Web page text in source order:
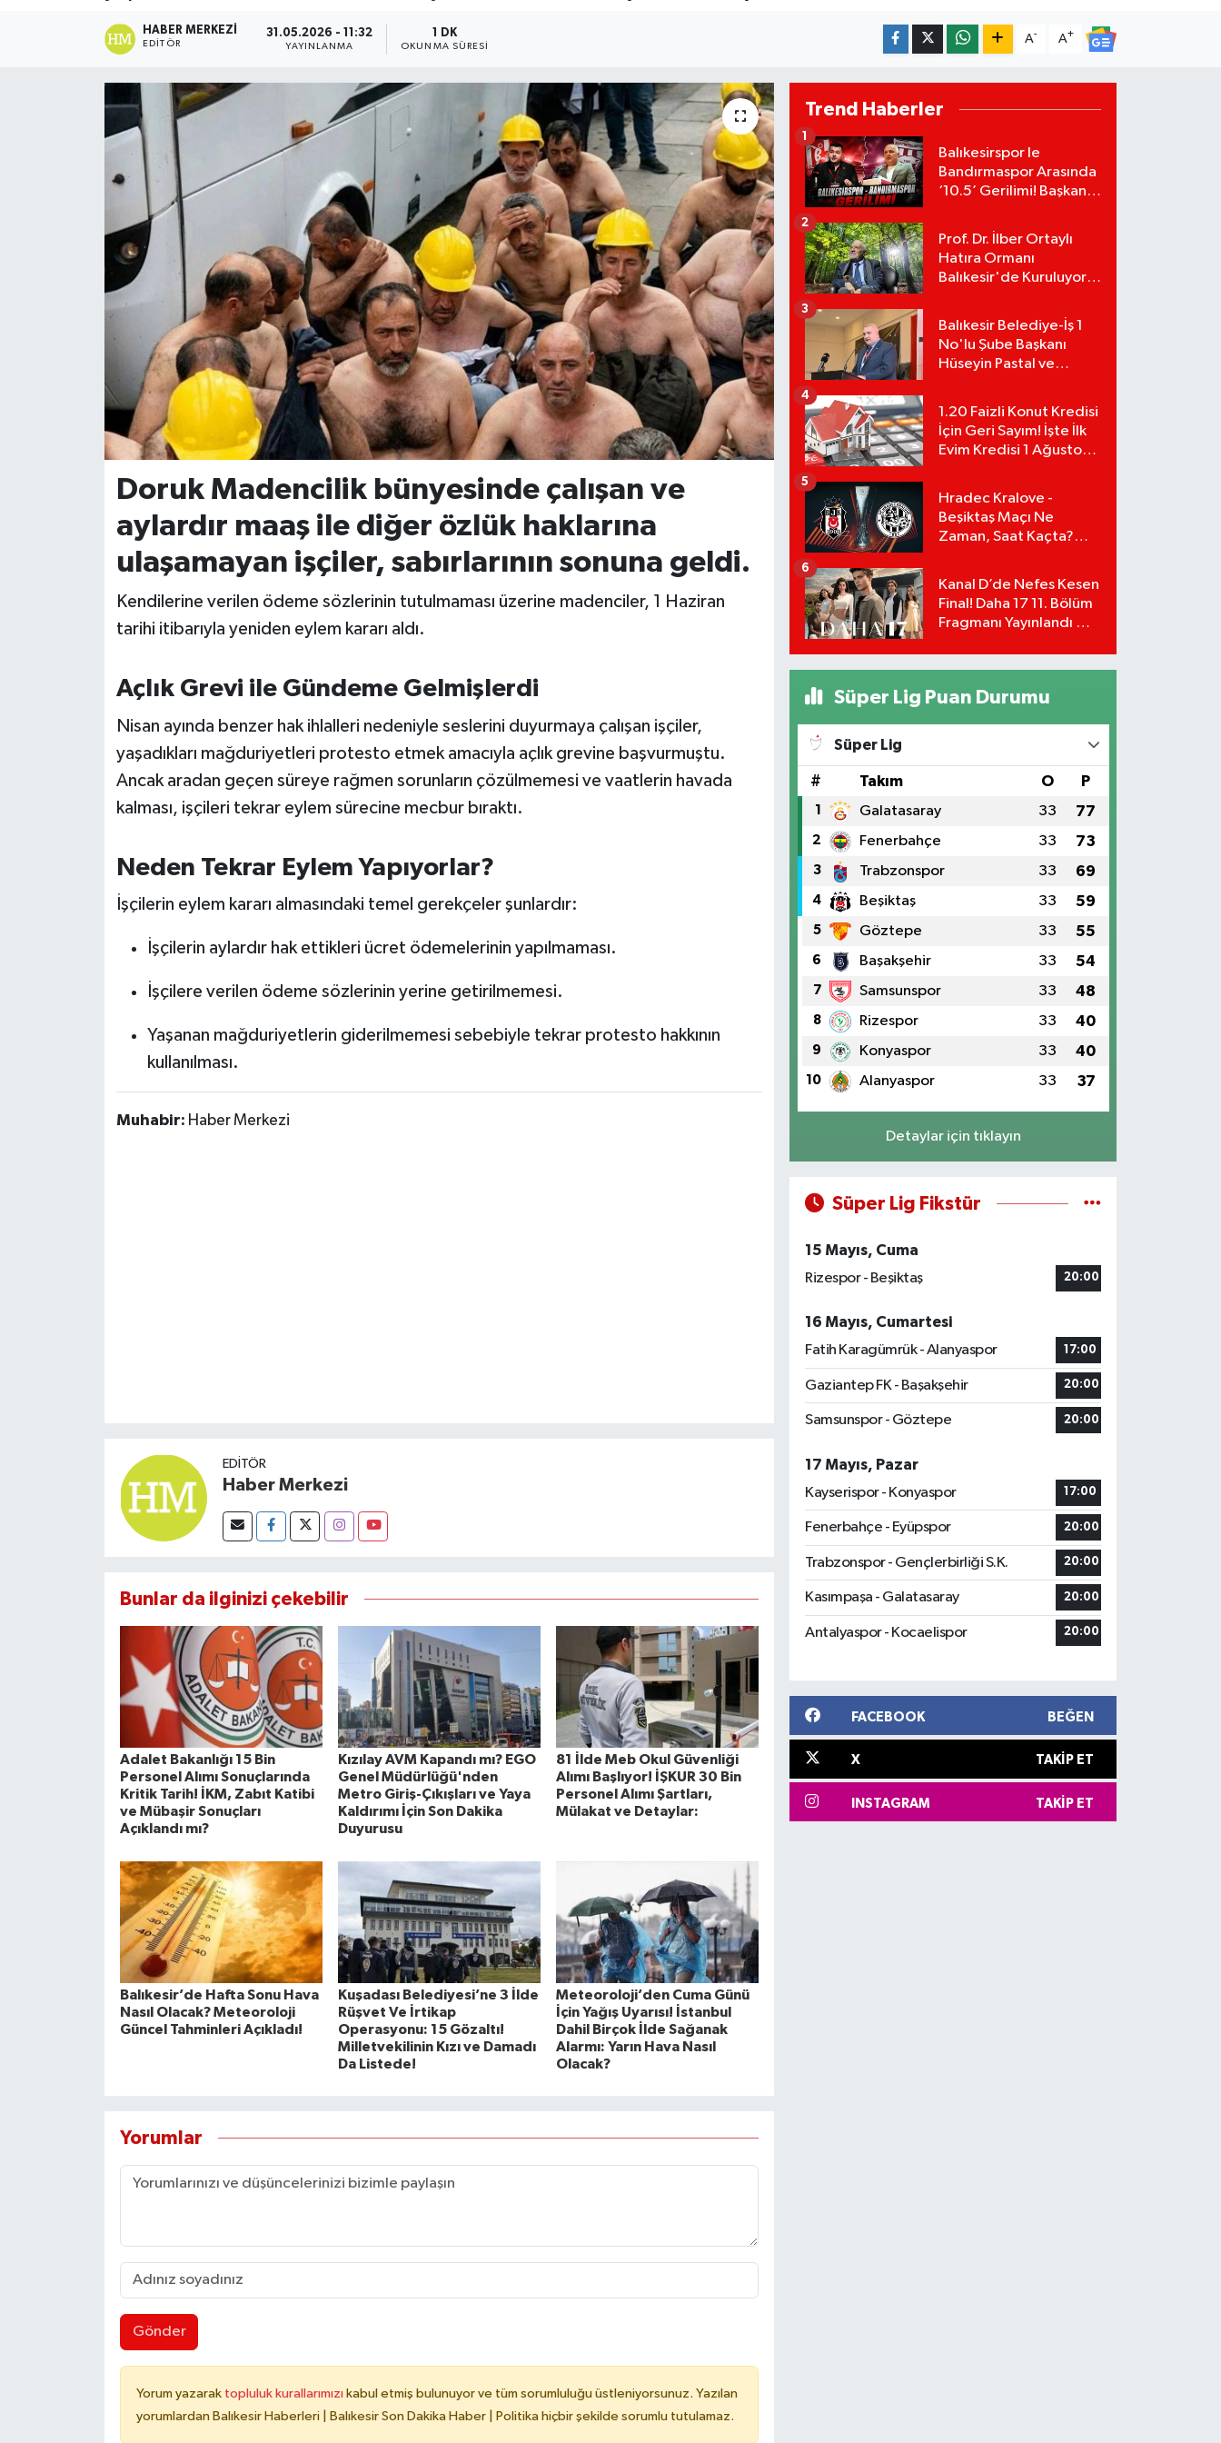
HABER MERKEZI
EDITÖR
31.05.2026 - 11:32
YAYINLANMA
1 DK
OKUNMA SÜRESI
A- A+
Doruk Madencilik bünyesinde çalışan ve
aylardır maaş ile diğer özlük haklarına
ulaşamayan işçiler, sabırlarının sonuna geldi.
Kendilerine verilen ödeme sözlerinin tutulmaması üzerine madenciler, 1 Haziran
tarihi itibarıyla yeniden eylem kararı aldı.
Açlık Grevi ile Gündeme Gelmişlerdi
Nisan ayında benzer hak ihlalleri nedeniyle seslerini duyurmaya çalışan işçiler,
yaşadıkları mağduriyetleri protesto etmek amacıyla açlık grevine başvurmuştu.
Ancak aradan geçen süreye rağmen sorunların çözülmemesi ve vaatlerin havada
kalması, işçileri tekrar eylem sürecine mecbur bıraktı.
Neden Tekrar Eylem Yapıyorlar?
İşçilerin eylem kararı almasındaki temel gerekçeler şunlardır:
İşçilerin aylardır hak ettikleri ücret ödemelerinin yapılmaması.
İşçilere verilen ödeme sözlerinin yerine getirilmemesi.
Yaşanan mağduriyetlerin giderilmemesi sebebiyle tekrar protesto hakkının
kullanılması.
Muhabir: Haber Merkezi
EDITÖR
Haber Merkezi
Bunlar da ilginizi çekebilir
Adalet Bakanlığı 15 Bin
Personel Alımı Sonuçlarında
Kritik Tarih! İKM, Zabıt Katibi
ve Mübaşir Sonuçları
Açıklandı mı?
Kızılay AVM Kapandı mı? EGO
Genel Müdürlüğü'nden
Metro Giriş-Çıkışları ve Yaya
Kaldırımı İçin Son Dakika
Duyurusu
81 İlde Meb Okul Güvenliği
Alımı Başlıyor! İŞKUR 30 Bin
Personel Alımı Şartları,
Mülakat ve Detaylar:
Balıkesir’de Hafta Sonu Hava
Nasıl Olacak? Meteoroloji
Güncel Tahminleri Açıkladı!
Kuşadası Belediyesi’ne 3 İlde
Rüşvet Ve İrtikap
Operasyonu: 15 Gözaltı!
Milletvekilinin Kızı ve Damadı
Da Listede!
Meteoroloji’den Cuma Günü
İçin Yağış Uyarısı! İstanbul
Dahil Birçok İlde Sağanak
Alarmı: Yarın Hava Nasıl
Olacak?
Yorumlar
Gönder
Yorum yazarak topluluk kurallarımızı kabul etmiş bulunuyor ve tüm sorumluluğu üstleniyorsunuz. Yazılan
yorumlardan Balıkesir Haberleri | Balıkesir Son Dakika Haber | Politika hiçbir şekilde sorumlu tutulamaz.
Trend Haberler
Balıkesirspor le
Bandırmaspor Arasında
‘10.5’ Gerilimi! Başkan
Murat Karakoyun'a Sert
Tepki!
1
Prof. Dr. İlber Ortaylı
Hatıra Ormanı
Balıkesir'de Kuruluyor!
Bağışlarını Başlattı!
2
Balıkesir Belediye-İş 1
No'lu Şube Başkanı
Hüseyin Pastal ve
3
1.20 Faizli Konut Kredisi
İçin Geri Sayım! İşte İlk
Evim Kredisi 1 Ağustos
4
Hradec Kralove -
Beşiktaş Maçı Ne
Zaman, Saat Kaçta?
Detayları!
5
Kanal D’de Nefes Kesen
Final! Daha 17 11. Bölüm
Fragmanı Yayınlandı Mı?
6
Süper Lig Puan Durumu
Süper Lig
# Takım O P
1 Galatasaray 33 77
2 Fenerbahçe 33 73
3 Trabzonspor 33 69
4 Beşiktaş 33 59
5 Göztepe 33 55
6 Başakşehir 33 54
7 Samsunspor 33 48
8 Rizespor 33 40
9 Konyaspor 33 40
10 Alanyaspor 33 37
Detaylar için tıklayın
Süper Lig Fikstür
15 Mayıs, Cuma
Rizespor - Beşiktaş
20:00
16 Mayıs, Cumartesi
Fatih Karagümrük - Alanyaspor
17:00
Gaziantep FK - Başakşehir 20:00
Samsunspor - Göztepe 20:00
17 Mayıs, Pazar
Kayserispor - Konyaspor
17:00
Fenerbahçe - Eyüpspor 20:00
Trabzonspor - Gençlerbirliği S.K. 20:00
Kasımpaşa - Galatasaray 20:00
Antalyaspor - Kocaelispor 20:00
FACEBOOK BEĞEN
X TAKIP ET
INSTAGRAM TAKIP ET
KENT GÜNDEMİ
MAGAZİN
Resmi İlanlar
VİZYONDAKİLER